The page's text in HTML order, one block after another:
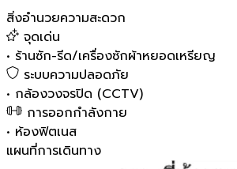
สิ่งอำนวยความสะดวก
จุดเด่น
• ร้านซัก-รีด/เครื่องซักผ้าหยอดเหรียญ
ระบบความปลอดภัย
• กล้องวงจรปิด (CCTV)
การออกกำลังกาย
• ห้องฟิตเนส
แผนที่การเดินทาง